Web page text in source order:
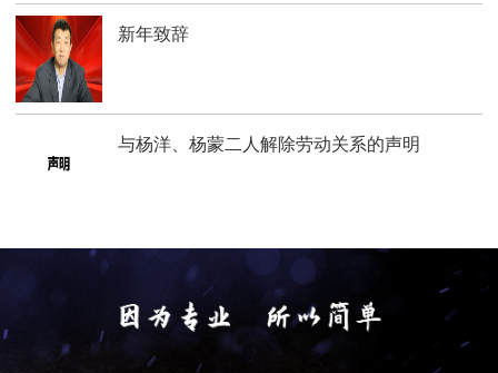
新年致辞
与杨洋、杨蒙二人解除劳动关系的声明